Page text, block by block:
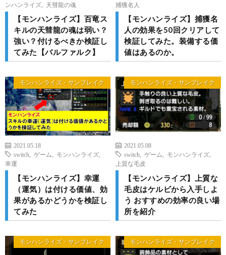
ンハンライズ
天彗龍の魂
【モンハンライズ】百竜ス
キルの天彗龍の魂は弱い？
強い？付けるべきか検証し
てみた【バルファルク】
捕獲名人
【モンハンライズ】捕獲名
人の効果を50回クリアして
検証してみた。装備する価
値はあるのか。
モンハンライズ・サンブレイク
2021.05.18
switch
ゲーム モンハンライズ
幸運
【モンハンライズ】幸運
（運気）は付ける価値、効
果があるかどうかを検証し
てみた
モンハンライズ・サンブレイク
2021.05.08
switch
ゲーム モンハンライズ
上質な毛皮
【モンハンライズ】上質な
毛皮はケルビから入手しよ
う おすすめの効率の良い場
所を紹介
モンハンライズ・サンブレイク モンハンライズ・サンブレイク